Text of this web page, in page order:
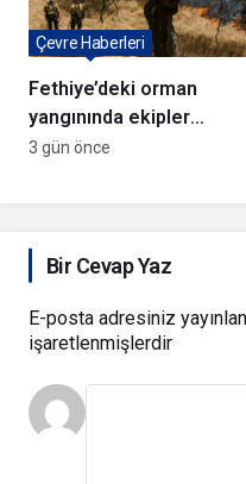
Fethiye’deki orman
yangınında ekipler
anında müdahale ediyor
Çevre Haberleri
3 gün önce
Bir Cevap Yaz
E-posta adresiniz
işaretlenmişlerdir